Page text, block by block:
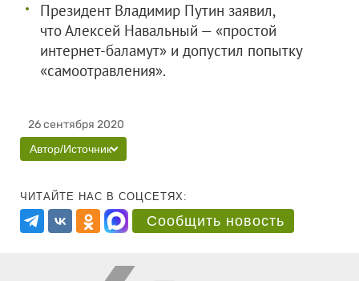
Президент Владимир Путин заявил,
что Алексей Навальный — «простой
интернет-баламут» и допустил попытку
«самоотравления».
26 сентября 2020
Автор/Источник
ЧИТАЙТЕ НАС В СОЦСЕТЯХ:
Сообщить новость